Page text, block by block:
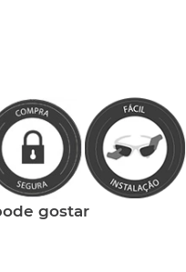
gostar